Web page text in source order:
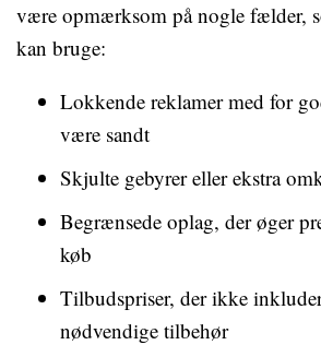
være opmærksom på nogle fælder,
kan bruge:
Lokkende reklamer med for
være sandt
Skjulte gebyrer eller ekstra
Begrænsede oplag, der øger
køb
Tilbudspriser, der ikke
nødvendige tilbehør